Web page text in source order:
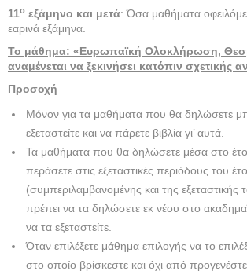
11ο εξάμηνο και μετά: Όσα μαθήματα
εαρινά εξάμηνα.
Το μάθημα: «Ευρωπαϊκή Ολοκλήρωση,
αναμένεται να ξεκινήσει κατόπιν σχετικής
Προσοχή
Μόνον για τα μαθήματα που θα δηλώσετε
εξεταστείτε και να πάρετε βιβλία γι’ αυτά.
Τα μαθήματα που θα δηλώσετε μέσα στο
περάσετε στις εξεταστικές περιόδους του
(συμπεριλαμβανομένης και της εξεταστικής
πρέπει να τα δηλώσετε εκ νέου στο
να τα εξεταστείτε.
Όταν επιλέξετε μάθημα επιλογής να το
στο οποίο βρίσκεστε και όχι από